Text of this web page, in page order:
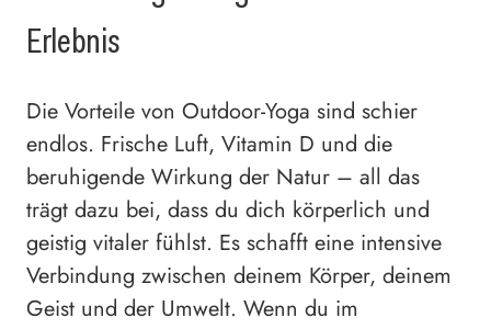
Erlebnis
Die Vorteile von Outdoor-Yoga sind schier
endlos. Frische Luft, Vitamin D und die
beruhigende Wirkung der Natur – all das
trägt dazu bei, dass du dich körperlich und
geistig vitaler fühlst. Es schafft eine intensive
Verbindung zwischen deinem Körper, deinem
Geist und der Umwelt. Wenn du im